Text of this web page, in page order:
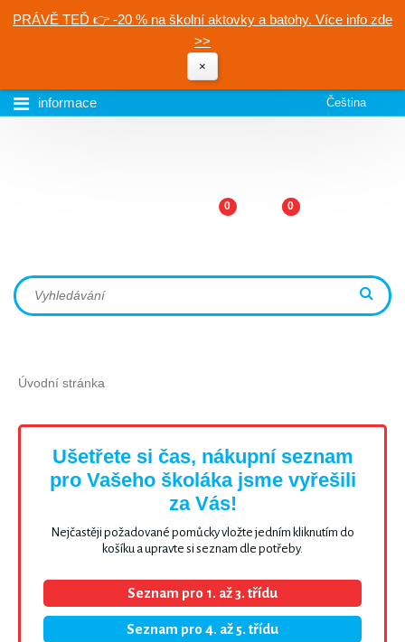
PRÁVĚ TEĎ 👉 -20 % na školní aktovky a batohy. Více info zde
>>
×
informace Čeština
0 0
Úvodní stránka
Ušetřete si čas, nákupní seznam
pro Vašeho školáka jsme vyřešili
za Vás!
Nejčastěji požadované pomůcky vložte jedním kliknutím do
košíku a upravte si seznam dle potřeby.
Seznam pro 1. až 3. třídu
Seznam pro 4. až 5. třídu